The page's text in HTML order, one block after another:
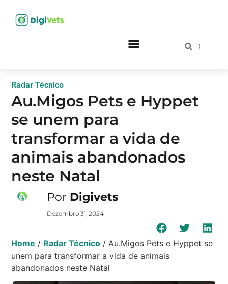
Radar Técnico
Au.Migos Pets e Hyppet
se unem para
transformar a vida de
animais abandonados
neste Natal
Por Digivets
Dezembro 31, 2024
Home / Radar Técnico /Au.Migos Pets e Hyppet se
unem para transformar a vida de animais
abandonados neste Natal